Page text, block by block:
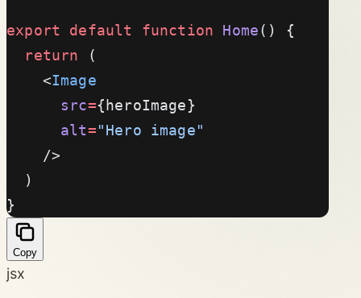
export default function Home() {
  return
(
    <
Image
      src
={heroImage}
      alt
="Hero image"
    />
  )
}
Copy
jsx